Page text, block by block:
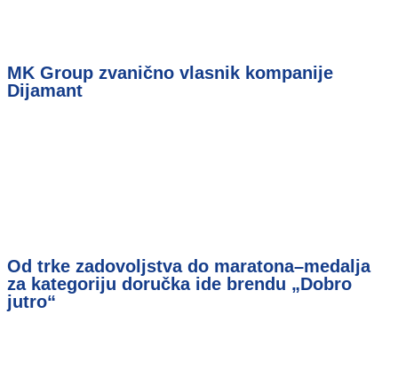
MK Group zvanično vlasnik kompanije
Dijamant
Od trke zadovoljstva do maratona–medalja
za kategoriju doručka ide brendu „Dobro
jutro“